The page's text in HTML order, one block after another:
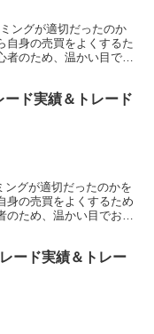
ングが適切だったのか
自身の売買をよくするた
のため、温かい目でお
ード実績＆トレード
ングが適切だったのかを
身の売買をよくするため
ため、温かい目でお願
ード実績＆トレー